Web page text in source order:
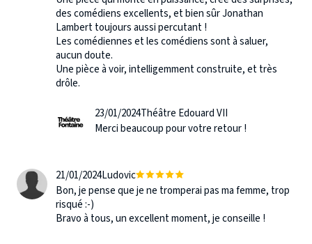
des comédiens excellents, et bien sûr Jonathan
Lambert toujours aussi percutant !
Les comédiennes et les comédiens sont à saluer,
aucun doute.
Une pièce à voir, intelligemment construite, et très
drôle.
23/01/2024Théâtre Edouard VII
Merci beaucoup pour votre retour !
21/01/2024Ludovic
Bon, je pense que je ne tromperai pas ma femme, trop
risqué :-)
Bravo à tous, un excellent moment, je conseille !